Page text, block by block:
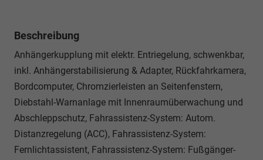
Beschreibung
Anhängerkupplung mit elektr. Entriegelung, schwenkbar,
inkl. Anhängerstabilisierung & Adapter, Rückfahrkamera,
Bordcomputer, Chromzierleisten an Seitenfenstern,
Diebstahl-Warnanlage mit Innenraumüberwachung und
Abschleppschutz, Fahrassistenz-System: Autom.
Distanzregelung (ACC), Fahrassistenz-System:
Fernlichtassistent, Fahrassistenz-System: Fußgänger-